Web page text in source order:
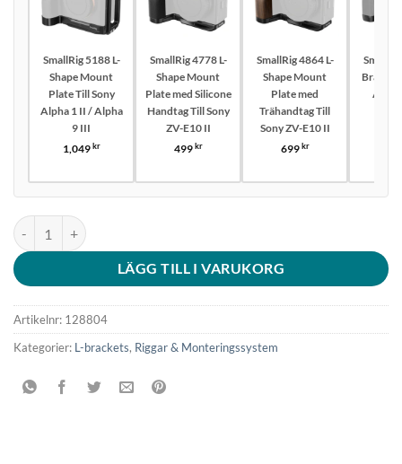
SmallRig 5188 L-
Shape Mount
Plate Till Sony
Alpha 1 II / Alpha
9 III
1,049kr
SmallRig 4778 L-
Shape Mount
Plate med Silicone
Handtag Till Sony
ZV-E10 II
499kr
SmallRig 4864 L-
Shape Mount
Plate med
Trähandtag Till
Sony ZV-E10 II
699kr
Bracket
SmallRig 4797 L-Shape Mount Plate med Silicone Handtag Till Sony
LÄGG TILL I VARUKORG
Artikelnr: 128804
Kategorier: L-brackets, Riggar & Monteringssystem